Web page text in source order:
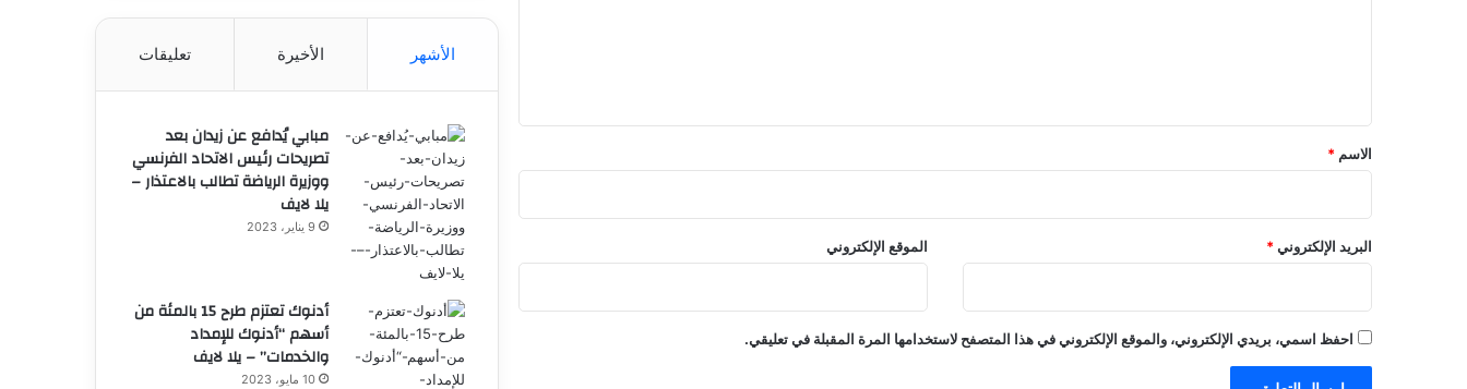
*
الاسم *
البريد الإلكتروني* الموقع الإلكتروني
احفظ اسمي، بريدي الإلكتروني، والموقع الإلكتروني في هذا المتصفح لاستخدامها المرة المقبلة في تعليقي.
الأشهر الأخيرة تعليقات
مبابي يُدافع عن زيدان بعد
تصريحات رئيس الاتحاد الفرنسي
ووزيرة الرياضة تطالب بالاعتذار –
يلا لايف
9 يناير، 2023
أدنوك تعتزم طرح 15 بالمئة من
أسهم “أدنوك للإمداد
والخدمات” – يلا لايف
10 مايو، 2023